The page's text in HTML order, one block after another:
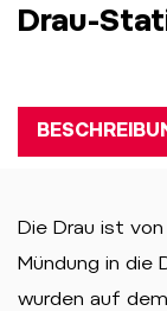
Drau-
Die Drau ist
Mündung in die
wurden auf